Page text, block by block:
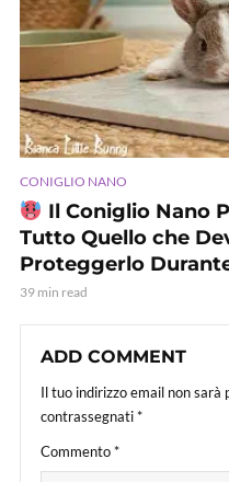
CONIGLIO NANO
Il Coniglio Nano
Tutto Quello che
Proteggerlo
39 min read
ADD COMMENT
Il tuo indirizzo email non sarà
contrassegnati*
Commento*